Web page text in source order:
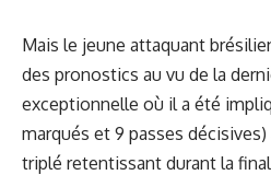
Mais le jeune attaquant
des pronostics au vu de la
exceptionnelle où il a été
marqués et 9 passes
triplé retentissant durant la